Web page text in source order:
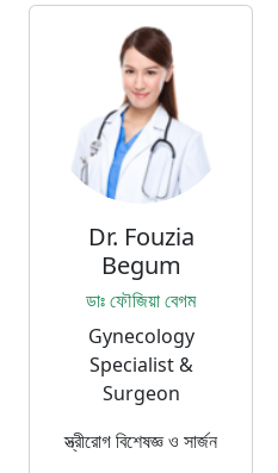
Dr. Fouzia
Begum
ডাঃ ফৌজিয়া বেগম
Gynecology
Specialist &
Surgeon
স্ত্রীরোগ বিশেষজ্ঞ ও সার্জন